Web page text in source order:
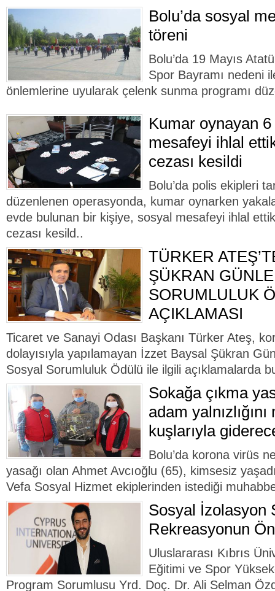
Bolu’da sosyal
töreni
Bolu’da 19 Mayıs
Spor Bayramı nedeni
önlemlerine uyularak çelenk sunma programı
Kumar oynayan
mesafeyi ihlal
cezası kesildi
Bolu’da polis ekipleri
düzenlenen operasyonda, kumar oynarken
evde bulunan bir kişiye, sosyal mesafeyi ihlal
cezası kesild..
TÜRKER
ŞÜKRAN
SORUMLULUK
AÇIKLAMASI
Ticaret ve Sanayi Odası Başkanı Türker Ateş,
dolayısıyla yapılamayan İzzet Baysal Şükran
Sosyal Sorumluluk Ödülü ile ilgili açıklamalarda
Sokağa çıkma
adam
kuşlarıyla
Bolu’da korona virüs
yasağı olan Ahmet Avcıoğlu (65), kimsesiz
Vefa Sosyal Hizmet ekiplerinden istediği
Sosyal İzolasyon
Rekreasyonun
Uluslararası Kıbrıs
Eğitimi ve Spor
Program Sorumlusu Yrd. Doç. Dr. Ali Selman